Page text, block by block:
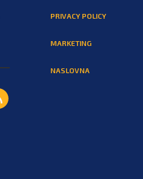
PRIVACY POLICY
MARKETING
NASLOVNA